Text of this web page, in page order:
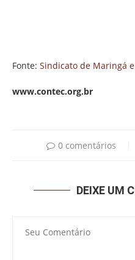
Fonte: Sindicato de Maringá
www.contec.org.br
0 comentários
DEIXE UM